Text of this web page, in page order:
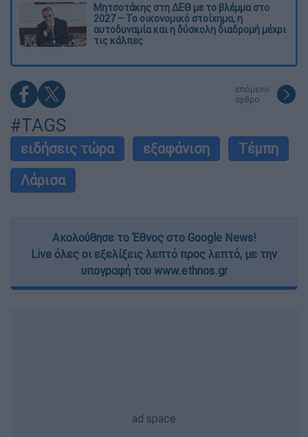
Μητσοτάκης στη ΔΕΘ με το βλέμμα στο
2027 – Το οικονομικό στοίχημα, η
αυτοδυναμία και η δύσκολη διαδρομή μέχρι
τις κάλπες
επόμενο
άρθρο
#TAGS
ειδήσεις τώρα εξαφάνιση
Τέμπη
Λάρισα
Ακολούθησε το Έθνος στο Google News!
Live όλες οι εξελίξεις λεπτό προς λεπτό, με την
υπογραφή του www.ethnos.gr